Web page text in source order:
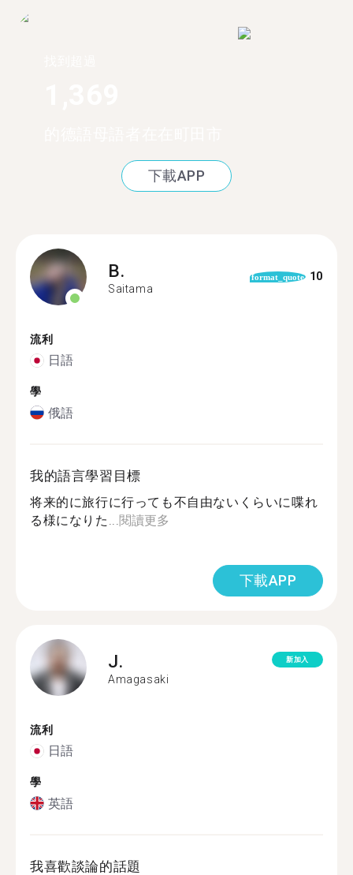
下載APP
B.
Saitama
format_quote 10
流利
日語
學
俄語
我的語言學習目標
将来的に旅行に行っても不自由ないくらいに喋れ
る様になりた... 閱讀更多
下載APP
J.
Amagasaki
新加入
流利
日語
學
英語
我喜歡談論的話題